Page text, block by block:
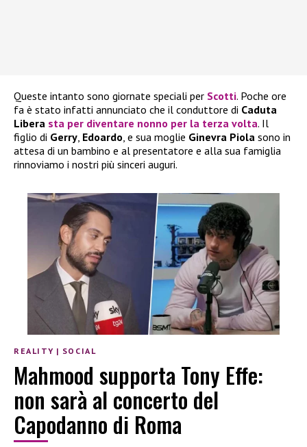
Queste intanto sono giornate speciali per Scotti. Poche ore
fa è stato infatti annunciato che il conduttore di Caduta
Libera sta per diventare nonno per la terza volta. Il
figlio di Gerry, Edoardo, e sua moglie Ginevra Piola sono in
attesa di un bambino e al presentatore e alla sua famiglia
rinnoviamo i nostri più sinceri auguri.
REALITY | SOCIAL
Mahmood supporta Tony Effe:
non sarà al concerto del
Capodanno di Roma